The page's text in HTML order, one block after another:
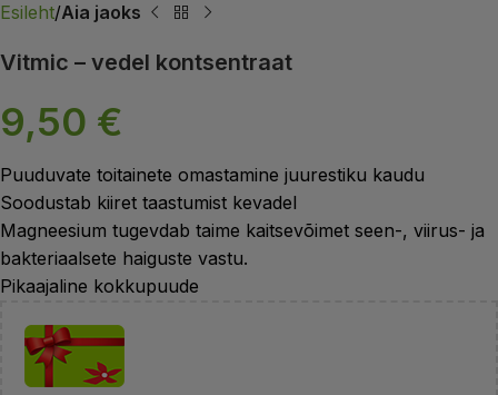
Esileht Aia jaoks
Vitmic – vedel kontsentraat
9,50 €
Puuduvate toitainete omastamine juurestiku kaudu
Soodustab kiiret taastumist kevadel
Magneesium tugevdab taime kaitsevõimet seen-, viirus- ja
bakteriaalsete haiguste vastu.
Pikaajaline kokkupuude